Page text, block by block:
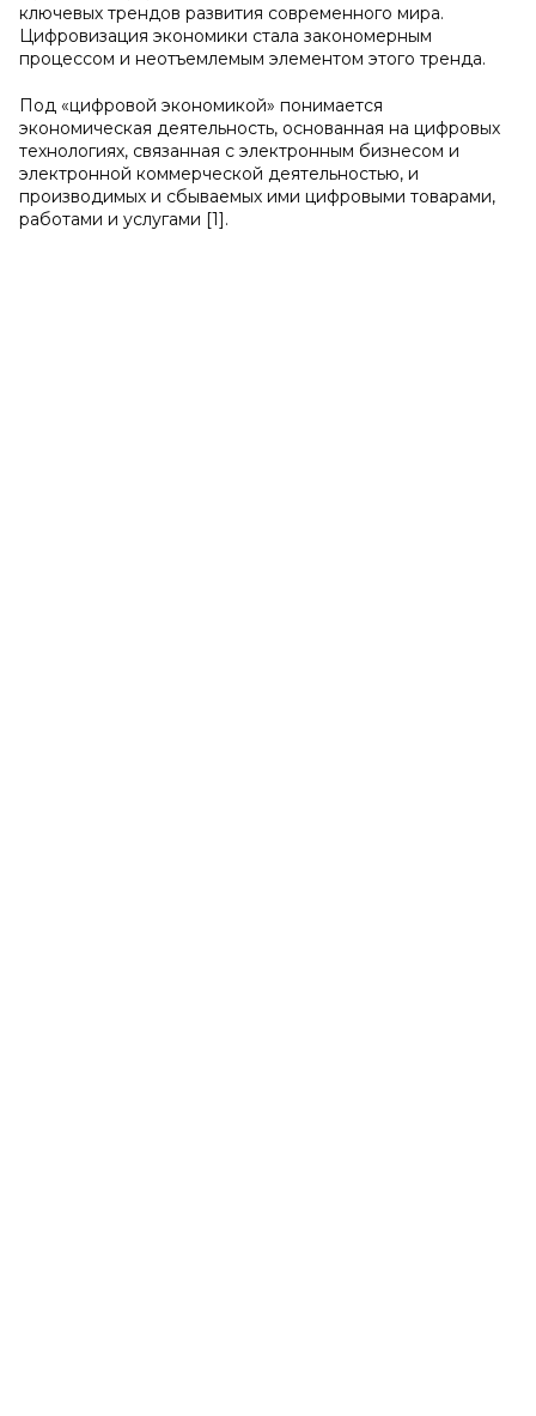
ключевых трендов развития современного мира.
Цифровизация экономики стала закономерным
процессом и неотъемлемым элементом этого тренда.
Под «цифровой экономикой» понимается
экономическая деятельность, основанная на цифровых
технологиях, связанная с электронным бизнесом и
электронной коммерческой деятельностью, и
производимых и сбываемых ими цифровыми товарами,
работами и услугами [1].